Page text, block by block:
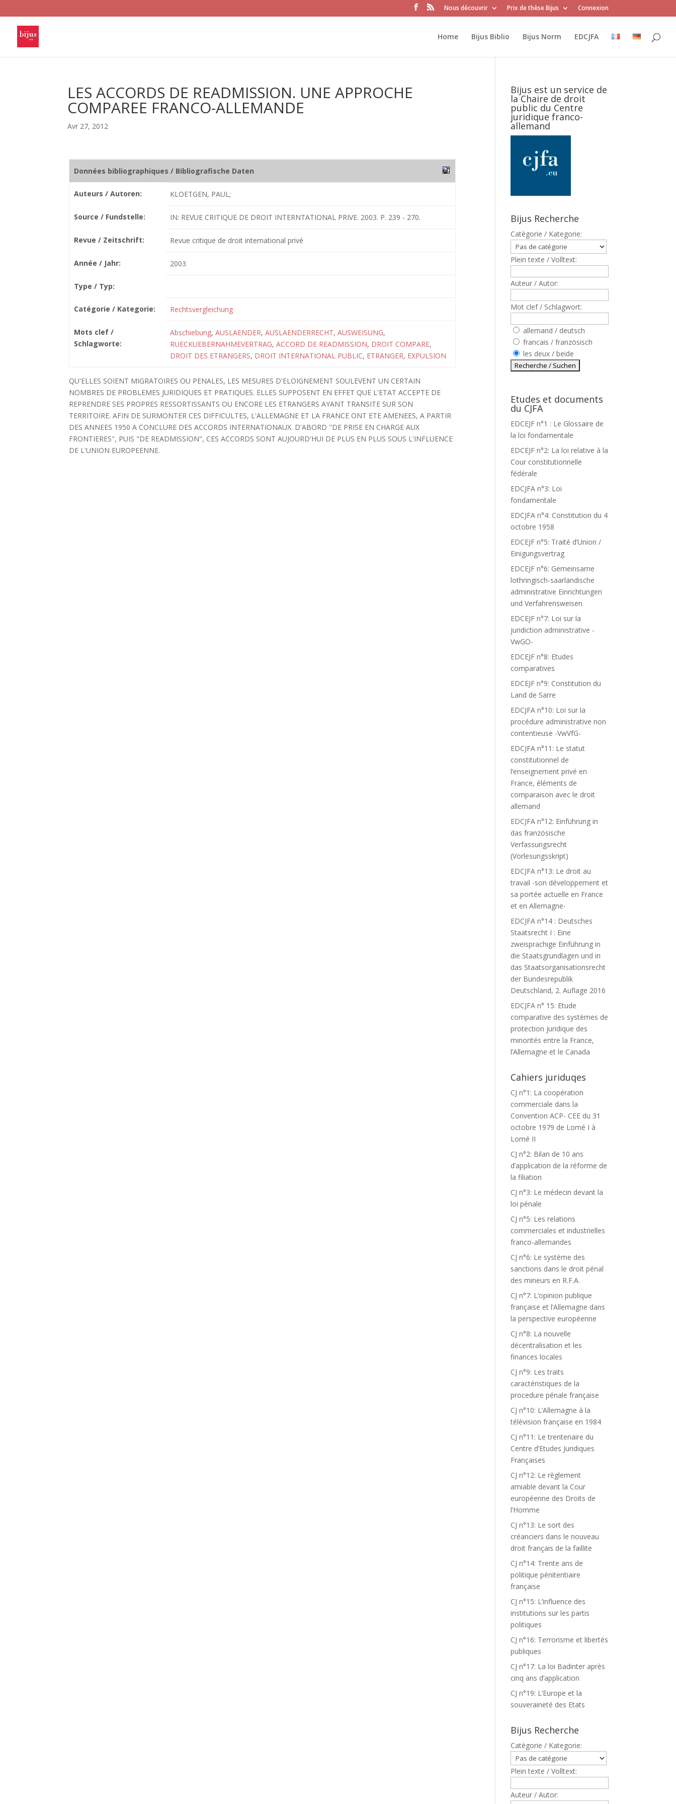
Nous découvrir Prix de thèse Bijus Connexion
Home Bijus Biblio Bijus Norm EDCJFA
LES ACCORDS DE READMISSION. UNE APPROCHE
COMPAREE FRANCO-ALLEMANDE
Avr 27, 2012
Données bibliographiques / Bibliografische Daten
Auteurs / Autoren: KLOETGEN, PAUL;
Source / Fundstelle: IN: REVUE CRITIQUE DE DROIT INTERNTATIONAL PRIVE. 2003. P. 239 - 270.
Revue / Zeitschrift: Revue critique de droit international privé
Année / Jahr: 2003
Type / Typ:
Catégorie / Kategorie: Rechtsvergleichung
Mots clef /
Schlagworte:
Abschiebung, AUSLAENDER, AUSLAENDERRECHT, AUSWEISUNG,
RUECKUEBERNAHMEVERTRAG, ACCORD DE READMISSION, DROIT COMPARE,
DROIT DES ETRANGERS, DROIT INTERNATIONAL PUBLIC, ETRANGER, EXPULSION
QU'ELLES SOIENT MIGRATOIRES OU PENALES, LES MESURES D'ELOIGNEMENT SOULEVENT UN CERTAIN
NOMBRES DE PROBLEMES JURIDIQUES ET PRATIQUES. ELLES SUPPOSENT EN EFFET QUE L'ETAT ACCEPTE DE
REPRENDRE SES PROPRES RESSORTISSANTS OU ENCORE LES ETRANGERS AYANT TRANSITE SUR SON
TERRITOIRE. AFIN DE SURMONTER CES DIFFICULTES, L'ALLEMAGNE ET LA FRANCE ONT ETE AMENEES, A PARTIR
DES ANNEES 1950 A CONCLURE DES ACCORDS INTERNATIONAUX. D'ABORD "DE PRISE EN CHARGE AUX
FRONTIERES", PUIS "DE READMISSION", CES ACCORDS SONT AUJOURD'HUI DE PLUS EN PLUS SOUS L'INFLUENCE
DE L'UNION EUROPEENNE.
Bijus est un service de
la Chaire de droit
public du Centre
juridique franco-
allemand
Bijus Recherche
Catègorie / Kategorie:
Plein texte / Volltext:
Auteur / Autor:
Mot clef / Schlagwort:
allemand / deutsch
francais / französisch
les deux / beide
Etudes et documents
du CJFA
EDCEJF n°1 : Le Glossaire de
la loi fondamentale
EDCEJF n°2: La loi relative à la
Cour constitutionnelle
fédérale
EDCJFA n°3: Loi
fondamentale
EDCJFA n°4: Constitution du 4
octobre 1958
EDCEJF n°5: Traité d’Union /
Einigungsvertrag
EDCEJF n°6: Gemeinsame
lothringisch-saarländische
administrative Einrichtungen
und Verfahrensweisen
EDCEJF n°7: Loi sur la
juridiction administrative -
VwGO-
EDCEJF n°8: Etudes
comparatives
EDCEJF n°9: Constitution du
Land de Sarre
EDCJFA n°10: Loi sur la
procédure administrative non
contentieuse -VwVfG-
EDCJFA n°11: Le statut
constitutionnel de
l’enseignement privé en
France, éléments de
comparaison avec le droit
allemand
EDCJFA n°12: Einführung in
das französische
Verfassungsrecht
(Vorlesungsskript)
EDCJFA n°13: Le droit au
travail -son développement et
sa portée actuelle en France
et en Allemagne-
EDCJFA n°14 : Deutsches
Staatsrecht I : Eine
zweisprachige Einführung in
die Staatsgrundlagen und in
das Staatsorganisationsrecht
der Bundesrepublik
Deutschland, 2. Auflage 2016
EDCJFA n° 15: Etude
comparative des systèmes de
protection juridique des
minorités entre la France,
l’Allemagne et le Canada
Cahiers juriduqes
CJ n°1: La coopération
commerciale dans la
Convention ACP- CEE du 31
octobre 1979 de Lomé I à
Lomé II
CJ n°2: Bilan de 10 ans
d’application de la réforme de
la filiation
CJ n°3: Le médecin devant la
loi pénale
CJ n°5: Les relations
commerciales et industrielles
franco-allemandes
CJ n°6: Le système des
sanctions dans le droit pénal
des mineurs en R.F.A.
CJ n°7: L’opinion publique
française et l’Allemagne dans
la perspective européenne
CJ n°8: La nouvelle
décentralisation et les
finances locales
CJ n°9: Les traits
caractéristiques de la
procedure pénale française
CJ n°10: L’Allemagne à la
télévision française en 1984
CJ n°11: Le trentenaire du
Centre d’Etudes Juridiques
Françaises
CJ n°12: Le règlement
amiable devant la Cour
européenne des Droits de
l’Homme
CJ n°13: Le sort des
créanciers dans le nouveau
droit français de la faillite
CJ n°14: Trente ans de
politique pénitentiaire
française
CJ n°15: L’influence des
institutions sur les partis
politiques
CJ n°16: Terrorisme et libertés
publiques
CJ n°17: La loi Badinter après
cinq ans d’application
CJ n°19: L’Europe et la
souveraineté des Etats
Bijus Recherche
Catègorie / Kategorie:
Plein texte / Volltext:
Auteur / Autor: